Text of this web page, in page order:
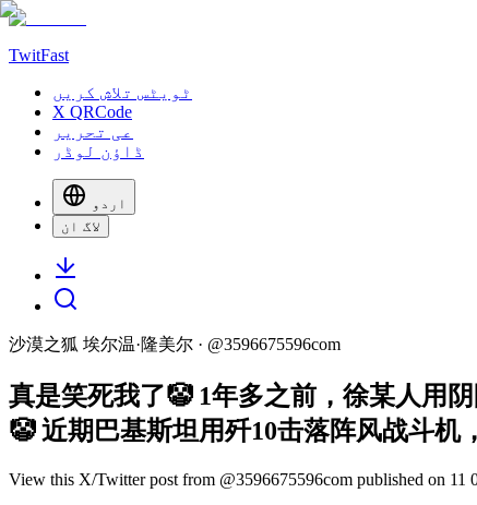
TwitFast
ٹویٹس تلاش کریں
X QRCode
عی تحریر
ڈاؤن لوڈر
اردو
لاگ ان
沙漠之狐 埃尔温·隆美尔 · @3596675596com
真是笑死我了🤡 1年多之前，徐某人用
🤡 近期巴基斯坦用歼10击落阵风战斗